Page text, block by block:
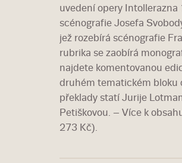
uvedení opery
scénografie Josefa
jež rozebírá scénografie
rubrika se zaobírá
najdete komentovanou
druhém tematickém bloku
překlady statí Jurije
Petiškovou. – Více k
273 Kč).